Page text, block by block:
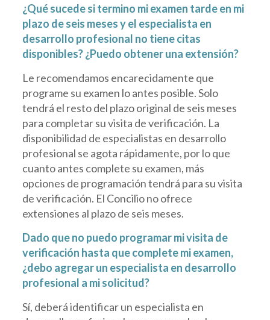
¿Qué sucede si termino mi examen tarde en mi
plazo de seis meses y el especialista en
desarrollo profesional no tiene citas
disponibles? ¿Puedo obtener una extensión?
Le recomendamos encarecidamente que
programe su examen lo antes posible. Solo
tendrá el resto del plazo original de seis meses
para completar su visita de verificación. La
disponibilidad de especialistas en desarrollo
profesional se agota rápidamente, por lo que
cuanto antes complete su examen, más
opciones de programación tendrá para su visita
de verificación. El Concilio no ofrece
extensiones al plazo de seis meses.
Dado que no puedo programar mi visita de
verificación hasta que complete mi examen,
¿debo agregar un especialista en desarrollo
profesional a mi solicitud?
Sí, deberá identificar un especialista en